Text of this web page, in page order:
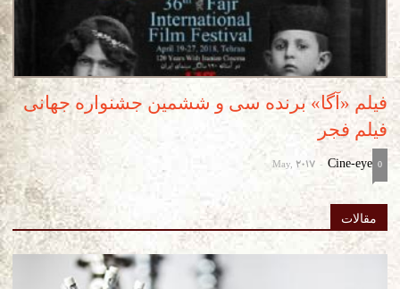
فیلم «آگا» برنده سی و ششمین جشنواره جهانی
فیلم فجر
Cine-eye
-
May, 2017 0
مقالات